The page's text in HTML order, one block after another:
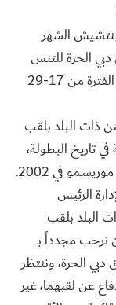
بنتشيش الشهر
الحرة للتنس
التي تقام على استاد السوق الحرة بدبي خلال الفترة من 17-29
ذات البلد بلقب
تاريخ البطولة،
في 2002.
الرئيس
البلد بلقب
نرحب مجدداً بـ
الحرة، وننتظر
عن لقبهما، غير